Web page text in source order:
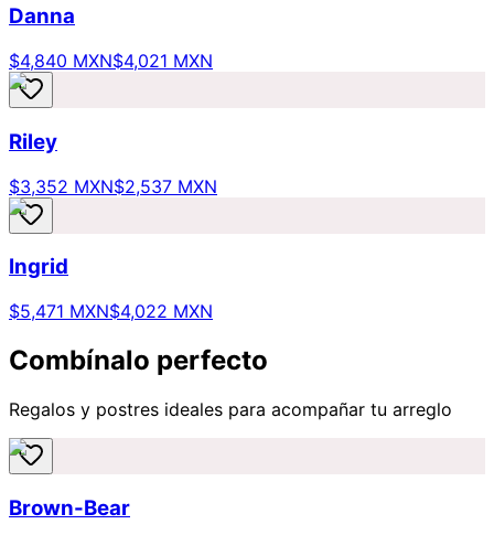
Danna
$4,840 MXN$4,021 MXN
Riley
$3,352 MXN$2,537 MXN
Ingrid
$5,471 MXN$4,022 MXN
Combínalo perfecto
Regalos y postres ideales para acompañar tu arreglo
Brown-Bear